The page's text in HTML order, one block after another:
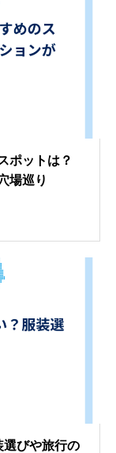
ポットは？
場巡り
選びや旅行の